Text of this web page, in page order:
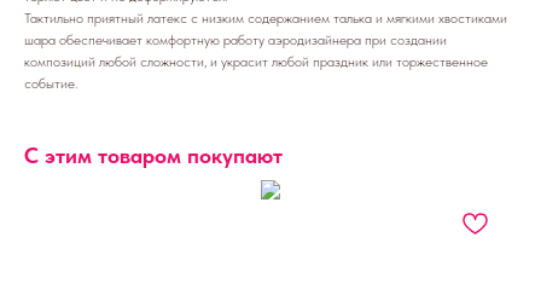
Тактильно приятный латекс с низким содержанием талька и мягкими хвостиками
шара обеспечивает комфортную работу аэродизайнера при создании
композиций любой сложности, и украсит любой праздник или торжественное
событие.
С этим товаром покупают